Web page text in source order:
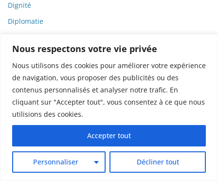
Nous respectons votre vie privée
Nous utilisons des cookies pour améliorer votre expérience
de navigation, vous proposer des publicités ou des
contenus personnalisés et analyser notre trafic. En
cliquant sur "Accepter tout", vous consentez à ce que nous
utilisions des cookies.
Personnaliser Décliner tout
Accepter tout
Dignité
Diplomatie
Dlct
Doctolib
Documentaire
DODGE
Donald Trump
Doxxing